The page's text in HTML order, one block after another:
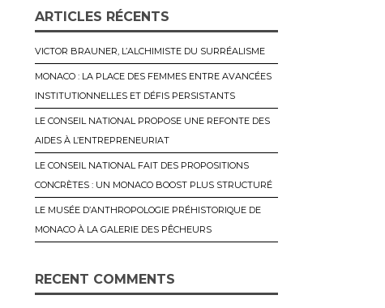
ARTICLES RÉCENTS
VICTOR BRAUNER, L’ALCHIMISTE DU SURRÉALISME
MONACO : LA PLACE DES FEMMES ENTRE AVANCÉES
INSTITUTIONNELLES ET DÉFIS PERSISTANTS
LE CONSEIL NATIONAL PROPOSE UNE REFONTE DES
AIDES À L’ENTREPRENEURIAT
LE CONSEIL NATIONAL FAIT DES PROPOSITIONS
CONCRÈTES : UN MONACO BOOST PLUS STRUCTURÉ
LE MUSÉE D’ANTHROPOLOGIE PRÉHISTORIQUE DE
MONACO À LA GALERIE DES PÊCHEURS
RECENT COMMENTS